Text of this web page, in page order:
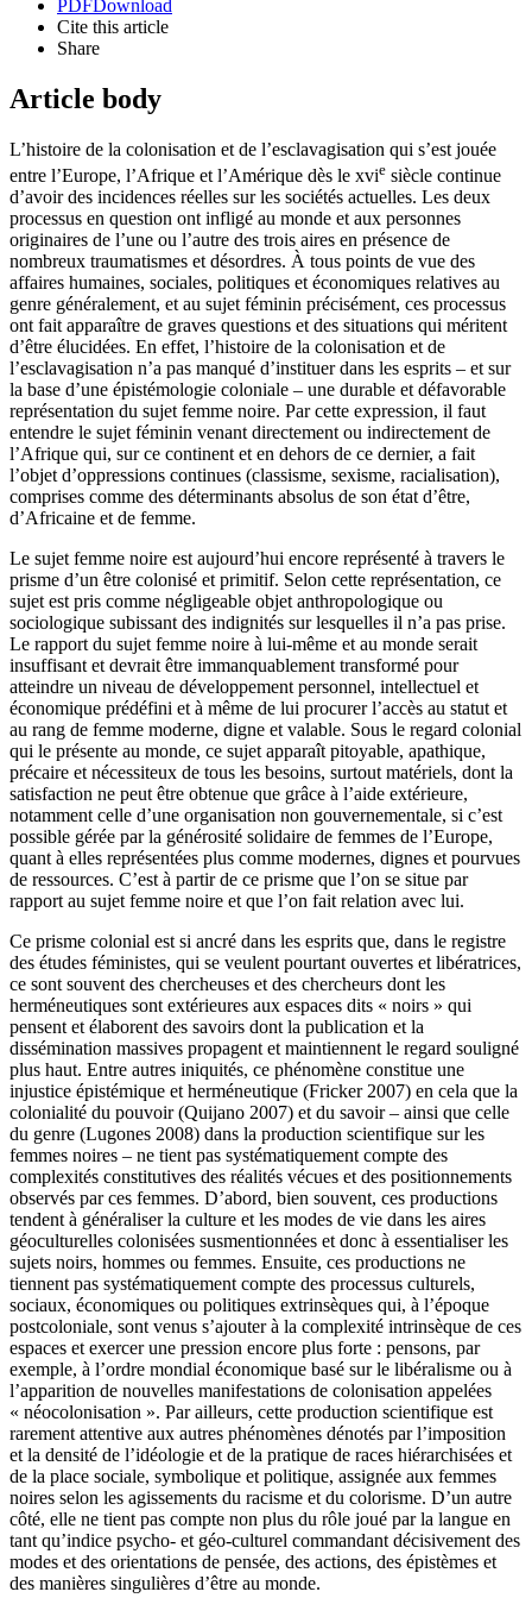
PDFDownload
Cite this article
Share
Article body
L’histoire de la colonisation et de l’esclavagisation qui s’est jouée
entre l’Europe, l’Afrique et l’Amérique dès le xvie siècle continue
d’avoir des incidences réelles sur les sociétés actuelles. Les deux
processus en question ont infligé au monde et aux personnes
originaires de l’une ou l’autre des trois aires en présence de
nombreux traumatismes et désordres. À tous points de vue des
affaires humaines, sociales, politiques et économiques relatives au
genre généralement, et au sujet féminin précisément, ces processus
ont fait apparaître de graves questions et des situations qui méritent
d’être élucidées. En effet, l’histoire de la colonisation et de
l’esclavagisation n’a pas manqué d’instituer dans les esprits – et sur
la base d’une épistémologie coloniale – une durable et défavorable
représentation du sujet femme noire. Par cette expression, il faut
entendre le sujet féminin venant directement ou indirectement de
l’Afrique qui, sur ce continent et en dehors de ce dernier, a fait
l’objet d’oppressions continues (classisme, sexisme, racialisation),
comprises comme des déterminants absolus de son état d’être,
d’Africaine et de femme.
Le sujet femme noire est aujourd’hui encore représenté à travers le
prisme d’un être colonisé et primitif. Selon cette représentation, ce
sujet est pris comme négligeable objet anthropologique ou
sociologique subissant des indignités sur lesquelles il n’a pas prise.
Le rapport du sujet femme noire à lui-même et au monde serait
insuffisant et devrait être immanquablement transformé pour
atteindre un niveau de développement personnel, intellectuel et
économique prédéfini et à même de lui procurer l’accès au statut et
au rang de femme moderne, digne et valable. Sous le regard colonial
qui le présente au monde, ce sujet apparaît pitoyable, apathique,
précaire et nécessiteux de tous les besoins, surtout matériels, dont la
satisfaction ne peut être obtenue que grâce à l’aide extérieure,
notamment celle d’une organisation non gouvernementale, si c’est
possible gérée par la générosité solidaire de femmes de l’Europe,
quant à elles représentées plus comme modernes, dignes et pourvues
de ressources. C’est à partir de ce prisme que l’on se situe par
rapport au sujet femme noire et que l’on fait relation avec lui.
Ce prisme colonial est si ancré dans les esprits que, dans le registre
des études féministes, qui se veulent pourtant ouvertes et libératrices,
ce sont souvent des chercheuses et des chercheurs dont les
herméneutiques sont extérieures aux espaces dits « noirs » qui
pensent et élaborent des savoirs dont la publication et la
dissémination massives propagent et maintiennent le regard souligné
plus haut. Entre autres iniquités, ce phénomène constitue une
injustice épistémique et herméneutique (Fricker 2007) en cela que la
colonialité du pouvoir (Quijano 2007) et du savoir – ainsi que celle
du genre (Lugones 2008) dans la production scientifique sur les
femmes noires – ne tient pas systématiquement compte des
complexités constitutives des réalités vécues et des positionnements
observés par ces femmes. D’abord, bien souvent, ces productions
tendent à généraliser la culture et les modes de vie dans les aires
géoculturelles colonisées susmentionnées et donc à essentialiser les
sujets noirs, hommes ou femmes. Ensuite, ces productions ne
tiennent pas systématiquement compte des processus culturels,
sociaux, économiques ou politiques extrinsèques qui, à l’époque
postcoloniale, sont venus s’ajouter à la complexité intrinsèque de ces
espaces et exercer une pression encore plus forte : pensons, par
exemple, à l’ordre mondial économique basé sur le libéralisme ou à
l’apparition de nouvelles manifestations de colonisation appelées
« néocolonisation ». Par ailleurs, cette production scientifique est
rarement attentive aux autres phénomènes dénotés par l’imposition
et la densité de l’idéologie et de la pratique de races hiérarchisées et
de la place sociale, symbolique et politique, assignée aux femmes
noires selon les agissements du racisme et du colorisme. D’un autre
côté, elle ne tient pas compte non plus du rôle joué par la langue en
tant qu’indice psycho- et géo-culturel commandant décisivement des
modes et des orientations de pensée, des actions, des épistèmes et
des manières singulières d’être au monde.